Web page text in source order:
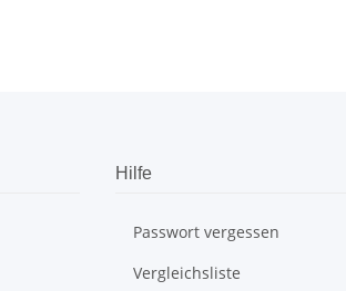
Hilfe
Passwort vergessen
Vergleichsliste